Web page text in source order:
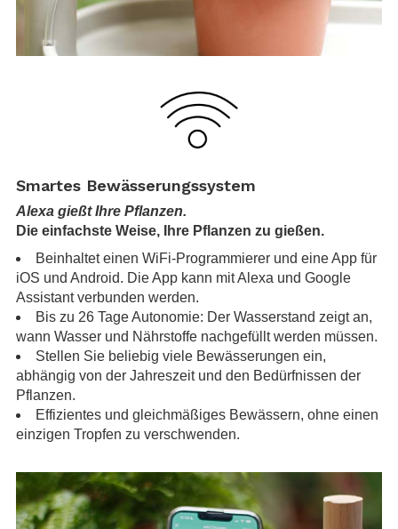
Smartes Bewässerungssystem
Alexa gießt Ihre Pflanzen.
Die einfachste Weise, Ihre Pflanzen zu gießen.
Beinhaltet einen WiFi-Programmierer und eine App für
iOS und Android. Die App kann mit Alexa und Google
Assistant verbunden werden.
Bis zu 26 Tage Autonomie: Der Wasserstand zeigt an,
wann Wasser und Nährstoffe nachgefüllt werden müssen.
Stellen Sie beliebig viele Bewässerungen ein,
abhängig von der Jahreszeit und den Bedürfnissen der
Pflanzen.
Effizientes und gleichmäßiges Bewässern, ohne einen
einzigen Tropfen zu verschwenden.